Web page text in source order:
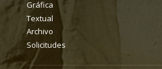
Gráfica
Textual
Archivo
Solicitudes